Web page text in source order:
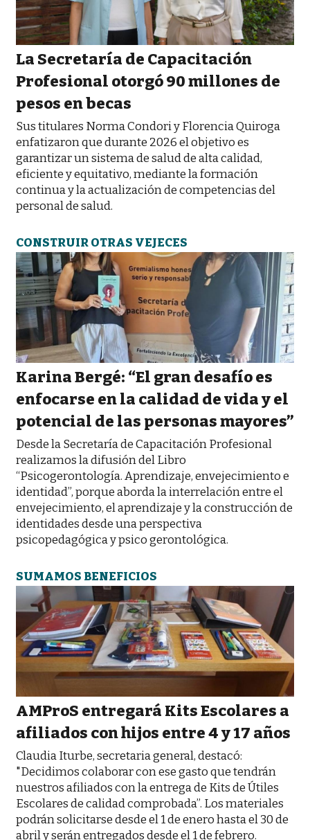
La Secretaría de Capacitación
Profesional otorgó 90 millones de
pesos en becas
Sus titulares Norma Condori y Florencia Quiroga
enfatizaron que durante 2026 el objetivo es
garantizar un sistema de salud de alta calidad,
eficiente y equitativo, mediante la formación
continua y la actualización de competencias del
personal de salud.
CONSTRUIR OTRAS VEJECES
Karina Bergé: “El gran desafío es
enfocarse en la calidad de vida y el
potencial de las personas mayores”
Desde la Secretaría de Capacitación Profesional
realizamos la difusión del Libro
“Psicogerontología. Aprendizaje, envejecimiento e
identidad”, porque aborda la interrelación entre el
envejecimiento, el aprendizaje y la construcción de
identidades desde una perspectiva
psicopedagógica y psico gerontológica.
SUMAMOS BENEFICIOS
AMProS entregará Kits Escolares a
afiliados con hijos entre 4 y 17 años
Claudia Iturbe, secretaria general, destacó:
"Decidimos colaborar con ese gasto que tendrán
nuestros afiliados con la entrega de Kits de Útiles
Escolares de calidad comprobada”. Los materiales
podrán solicitarse desde el 1 de enero hasta el 30 de
abril y serán entregados desde el 1 de febrero.